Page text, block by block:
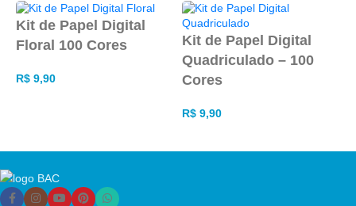
Kit de Papel Digital
Floral 100 Cores
R$ 9,90
Kit de Papel Digital
Quadriculado – 100
Cores
R$9,90